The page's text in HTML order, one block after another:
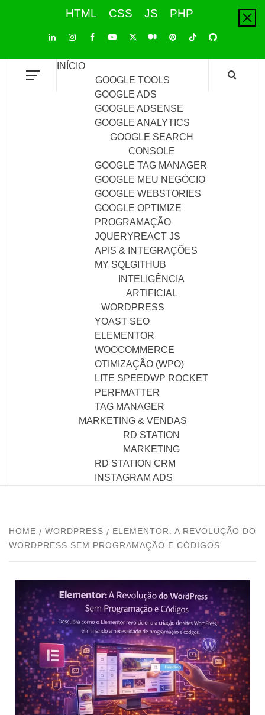
HTML CSS JS PHP
LinkedInInstagramFacebookYoutube
X PinterestTiktokGithub
INÍCIO
GOOGLE TOOLS
GOOGLE ADS
GOOGLE ADSENSE
GOOGLE ANALYTICS
GOOGLE SEARCH
CONSOLE
GOOGLE TAG MANAGER
GOOGLE MEU NEGÓCIO
GOOGLE WEBSTORIES
GOOGLE OPTIMIZE
PROGRAMAÇÃO
JQUERYREACT JS
APIS & INTEGRAÇÕES
MY SQLGITHUB
INTELIGÊNCIA
ARTIFICIAL
WORDPRESS
YOAST SEO
ELEMENTOR
WOOCOMMERCE
OTIMIZAÇÃO (WPO)
LITE SPEEDWP ROCKET
PERFMATTER
TAG MANAGER
MARKETING & VENDAS
RD STATION
MARKETING
RD STATION CRM
INSTAGRAM ADS
HOME WORDPRESS
ELEMENTOR: A REVOLUÇÃO DO
WORDPRESS SEM PROGRAMAÇÃO E CÓDIGOS